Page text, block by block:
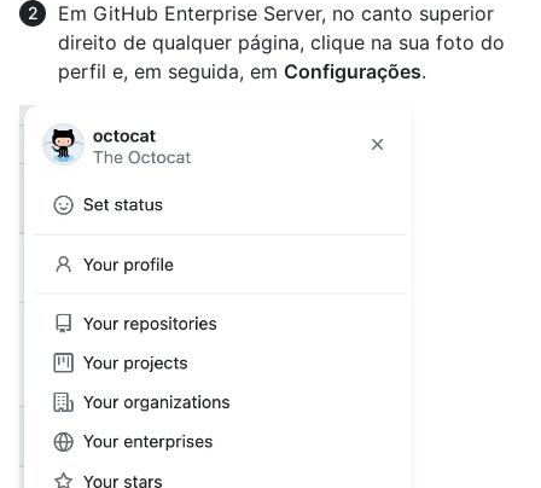
Em GitHub Enterprise Server, no canto superior
direito de qualquer página, clique na sua foto do
perfil e, em seguida, em Configurações.